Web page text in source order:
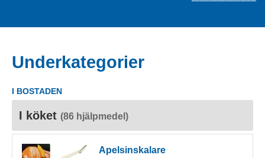
Underkategorier
I BOSTADEN
I köket (86 hjälpmedel)
Apelsinskalare